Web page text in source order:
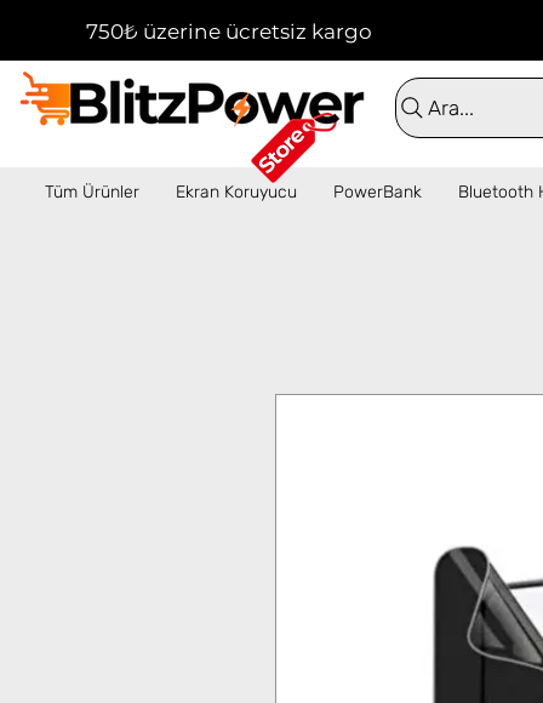
750₺ üzerine ücretsiz kargo!  ✦  16:00'a
Ara...
Tüm Ürünler Ekran Koruyucu PowerBank Bluetooth